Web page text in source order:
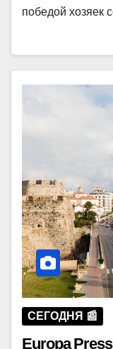
победой хозяек
СЕГОДНЯ 📰
Europa